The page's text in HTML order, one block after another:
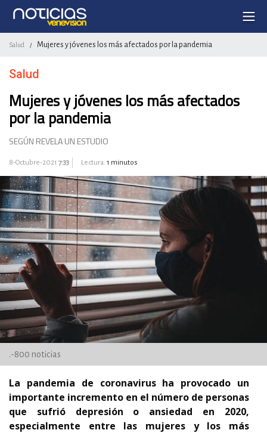
Salud / Mujeres y jóvenes los más afectados por la pandemia
Salud
Mujeres y jóvenes los más afectados
por la pandemia
SEGÚN REVELA UN ESTUDIO
8-Octubre-2021 7:33 Lectura: 1 minutos
.-800 noticias
La pandemia de coronavirus ha provocado un
importante incremento en el número de personas
que sufrió depresión o ansiedad en 2020,
especialmente entre las mujeres y los más